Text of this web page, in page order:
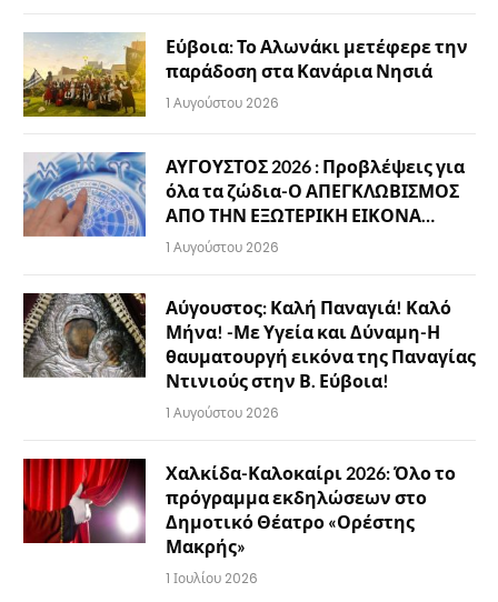
Εύβοια: Το Αλωνάκι μετέφερε την
παράδοση στα Κανάρια Νησιά
1 Αυγούστου 2026
ΑΥΓΟΥΣΤΟΣ 2026 : Προβλέψεις για
όλα τα ζώδια-Ο ΑΠΕΓΚΛΩΒΙΣΜΟΣ
ΑΠΟ ΤΗΝ ΕΞΩΤΕΡΙΚΗ ΕΙΚΟΝΑ…
1 Αυγούστου 2026
Αύγουστος: Καλή Παναγιά! Καλό
Μήνα! -Με Υγεία και Δύναμη-Η
θαυματουργή εικόνα της Παναγίας
Ντινιούς στην Β. Εύβοια!
1 Αυγούστου 2026
Χαλκίδα-Καλοκαίρι 2026: Όλο το
πρόγραμμα εκδηλώσεων στο
Δημοτικό Θέατρο «Ορέστης
Μακρής»
1 Ιουλίου 2026